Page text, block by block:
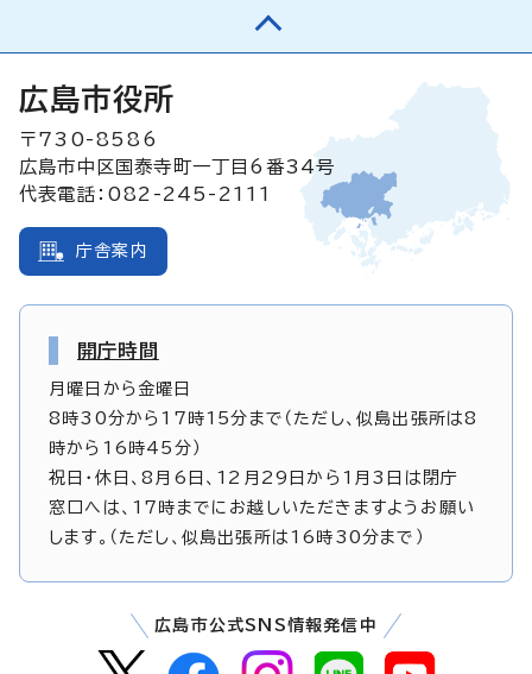
広島市役所
〒730-8586
広島市中区国泰寺町一丁目6番34号
代表電話：082-245-2111
庁舎案内
開庁時間
月曜日から金曜日
8時30分から17時15分まで（ただし、似島出張所は8
時から16時45分）
祝日・休日、8月6日、12月29日から1月3日は閉庁
窓口へは、17時までにお越しいただきますようお願い
します。（ただし、似島出張所は16時30分まで）
広島市公式SNS情報発信中